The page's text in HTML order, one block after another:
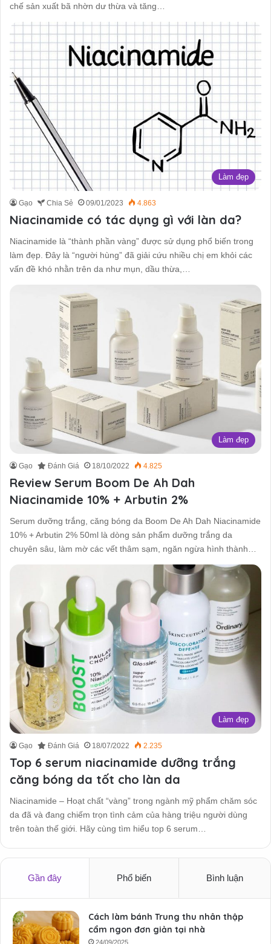
chế sản xuất bã nhờn dư thừa và tăng…
Làm đẹp
Gạo Chia Sẻ 09/01/2023 4.863
Niacinamide có tác dụng gì với làn da?
Niacinamide là “thành phần vàng” được sử dụng phổ biến trong
làm đẹp. Đây là “người hùng” đã giải cứu nhiều chị em khỏi các
vấn đề khó nhằn trên da như mụn, dầu thừa,…
Làm đẹp
Gạo Đánh Giá 18/10/2022 4.825
Review Serum Boom De Ah Dah
Niacinamide 10% + Arbutin 2%
Serum dưỡng trắng, căng bóng da Boom De Ah Dah Niacinamide
10% + Arbutin 2% 50ml là dòng sản phẩm dưỡng trắng da
chuyên sâu, làm mờ các vết thâm sạm, ngăn ngừa hình thành…
Làm đẹp
Gạo Đánh Giá 18/07/2022 2.235
Top 6 serum niacinamide dưỡng trắng
căng bóng da tốt cho làn da
Niacinamide – Hoạt chất “vàng” trong ngành mỹ phẩm chăm sóc
da đã và đang chiếm trọn tình cảm của hàng triệu người dùng
trên toàn thế giới. Hãy cùng tìm hiểu top 6 serum…
Gần đây Phổ biến Bình luận
Cách làm bánh Trung thu nhân thập
cẩm ngon đơn giản tại nhà
24/09/2025